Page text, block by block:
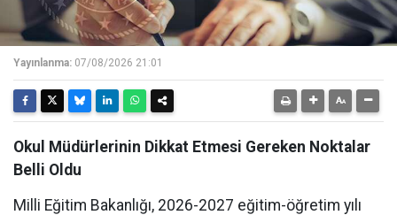
Yayınlanma: 07/08/2026 21:01
Okul Müdürlerinin Dikkat Etmesi Gereken Noktalar
Belli Oldu
Milli Eğitim Bakanlığı, 2026-2027 eğitim-öğretim yılı